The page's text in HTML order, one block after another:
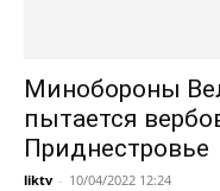
Минобороны
пытается
Приднестровье
liktv - 10/04/2022 12:24